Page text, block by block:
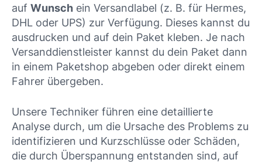
auf Wunsch ein Versandlabel (z. B. für Hermes,
DHL oder UPS) zur Verfügung. Dieses kannst du
ausdrucken und auf dein Paket kleben. Je nach
Versanddienstleister kannst du dein Paket dann
in einem Paketshop abgeben oder direkt einem
Fahrer übergeben.
Unsere Techniker führen eine detaillierte
Analyse durch, um die Ursache des Problems zu
identifizieren und Kurzschlüsse oder Schäden,
die durch Überspannung entstanden sind, auf